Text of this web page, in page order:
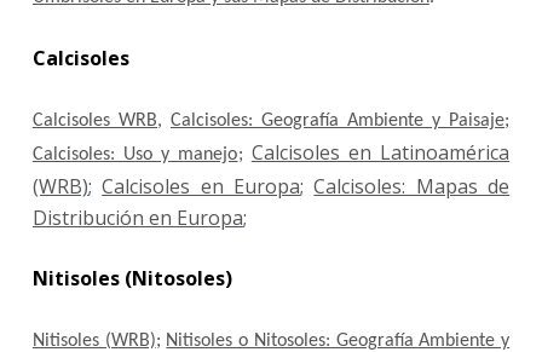
Calcisoles
Calcisoles WRB, Calcisoles: Geografía Ambiente y Paisaje;
Calcisoles: Uso y manejo; Calcisoles en Latinoamérica
(WRB);Calcisoles en Europa;Calcisoles: Mapas de
Distribución en Europa;
Nitisoles (Nitosoles)
Nitisoles (WRB); Nitisoles o Nitosoles: Geografía Ambiente y